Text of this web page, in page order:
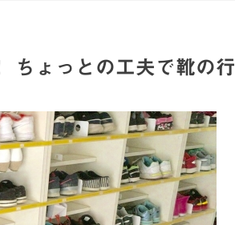
ちょっとの工夫で靴の行